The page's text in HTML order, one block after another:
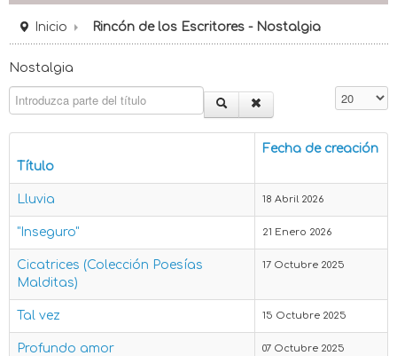
Inicio Rincón de los Escritores - Nostalgia
Nostalgia
Introduzca parte del título
Título
Fecha de creación
Lluvia 18 Abril 2026
"Inseguro" 21 Enero 2026
Cicatrices (Colección Poesías
Malditas)
17 Octubre 2025
Tal vez 15 Octubre 2025
Profundo amor 07 Octubre 2025